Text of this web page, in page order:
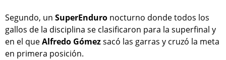
Segundo, un SuperEnduro nocturno donde todos los
gallos de la disciplina se clasificaron para la superfinal y
en el queAlfredo Gómezsacó las garras y cruzó la meta
en primera posición.